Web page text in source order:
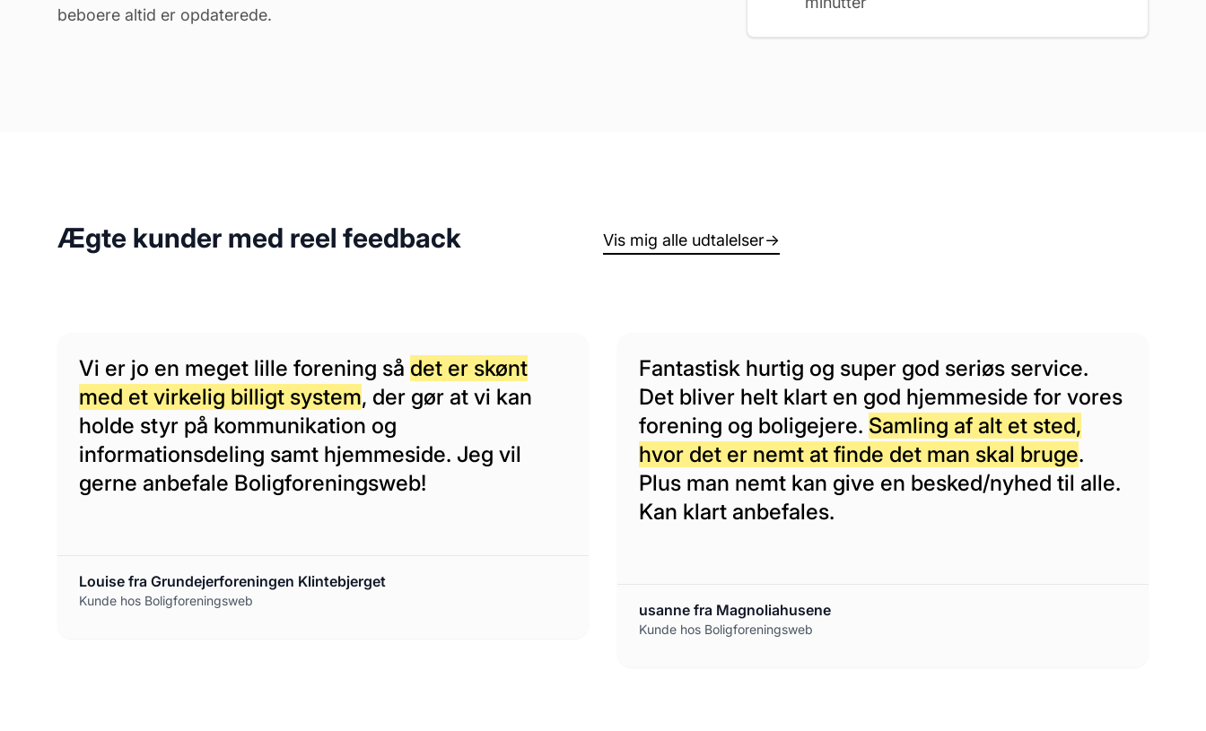
beboere altid er opdaterede.
Ægte kunder med reel feedback Vis mig alle udtalelser→
Vi er jo en meget lille forening så det er skønt
med et virkelig billigt system, der gør at vi kan
holde styr på kommunikation og
informationsdeling samt hjemmeside. Jeg vil
gerne anbefale Boligforeningsweb!
Louise fra Grundejerforeningen Klintebjerget
Kunde hos Boligforeningsweb
Fantastisk hurtig og super god seriøs service.
Det bliver helt klart en god hjemmeside for vores
forening og boligejere. Samling af alt et sted,
hvor det er nemt at finde det man skal bruge.
Plus man nemt kan give en besked/nyhed til alle.
Kan klart anbefales.
usanne fra Magnoliahusene
Kunde hos Boligforeningsweb